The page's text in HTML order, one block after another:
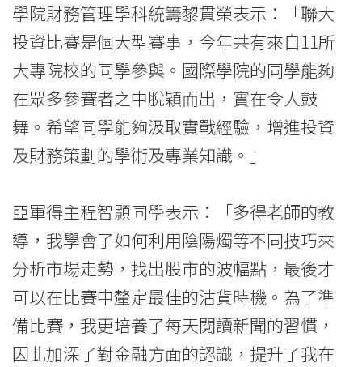
香
港
浸
會
學
學院財務管理學科統籌黎貫榮表示：「聯大
投資比賽是個大型賽事，今年共有來自11所
大專院校的同學參與。國際學院的同學能夠
在眾多參賽者之中脫穎而出，實在令人鼓
舞。希望同學能夠汲取實戰經驗，增進投資
及財務策劃的學術及專業知識。」
亞軍得主程智顥同學表示：「多得老師的教
導，我學會了如何利用陰陽燭等不同技巧來
分析市場走勢，找出股市的波幅點，最後才
可以在比賽中釐定最佳的沽貨時機。為了準
備比賽，我更培養了每天閱讀新聞的習慣，
因此加深了對金融方面的認識，提升了我在